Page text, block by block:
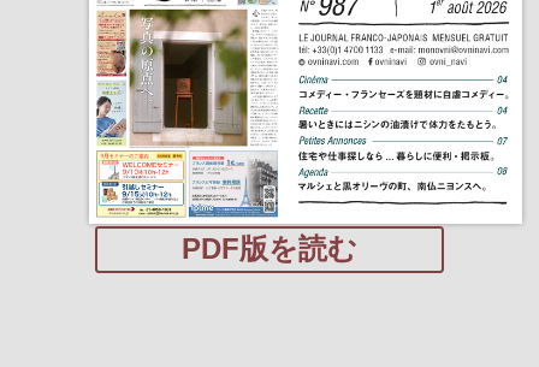
PDF版を読む